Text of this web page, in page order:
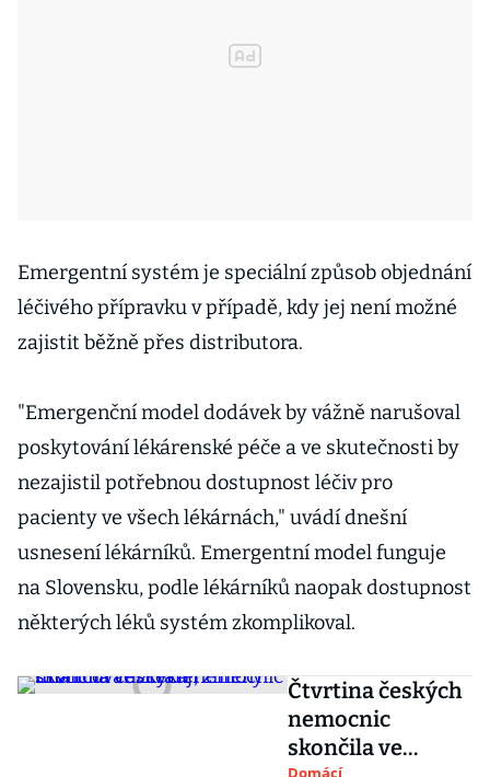
Emergentní systém je speciální způsob objednání
léčivého přípravku v případě, kdy jej není možné
zajistit běžně přes distributora.
"Emergenční model dodávek by vážně narušoval
poskytování lékárenské péče a ve skutečnosti by
nezajistil potřebnou dostupnost léčiv pro
pacienty ve všech lékárnách," uvádí dnešní
usnesení lékárníků. Emergentní model funguje
na Slovensku, podle lékárníků naopak dostupnost
některých léků systém zkomplikoval.
Čtvrtina českých
nemocnic
skončila ve
Domácí